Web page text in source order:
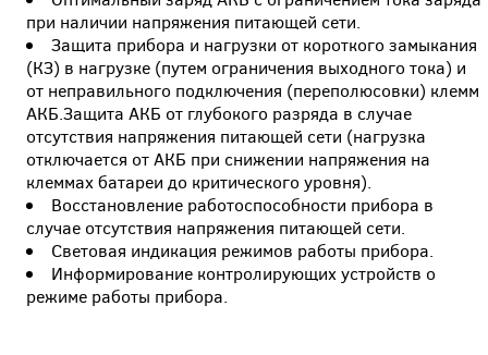
при наличии напряжения питающей сети.
Защита прибора и нагрузки от короткого замыкания
(КЗ) в нагрузке (путем ограничения выходного тока) и
от неправильного подключения (переполюсовки) клемм
АКБ.Защита АКБ от глубокого разряда в случае
отсутствия напряжения питающей сети (нагрузка
отключается от АКБ при снижении напряжения на
клеммах батареи до критического уровня).
Восстановление работоспособности прибора в
случае отсутствия напряжения питающей сети.
Световая индикация режимов работы прибора.
Информирование контролирующих устройств о
режиме работы прибора.